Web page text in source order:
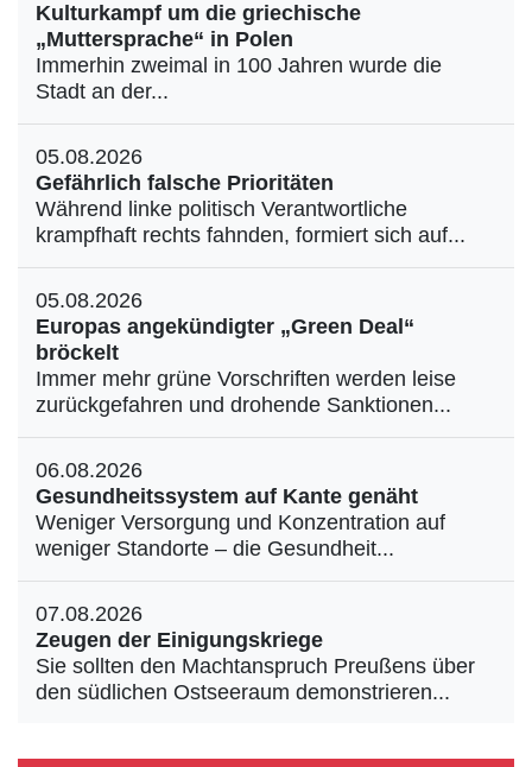
Kulturkampf um die griechische
„Muttersprache“ in Polen
Immerhin zweimal in 100 Jahren wurde die
Stadt an der...
05.08.2026
Gefährlich falsche Prioritäten
Während linke politisch Verantwortliche
krampfhaft rechts fahnden, formiert sich auf...
05.08.2026
Europas angekündigter „Green Deal“
bröckelt
Immer mehr grüne Vorschriften werden leise
zurückgefahren und drohende Sanktionen...
06.08.2026
Gesundheitssystem auf Kante genäht
Weniger Versorgung und Konzentration auf
weniger Standorte – die Gesundheit...
07.08.2026
Zeugen der Einigungskriege
Sie sollten den Machtanspruch Preußens über
den südlichen Ostseeraum demonstrieren...